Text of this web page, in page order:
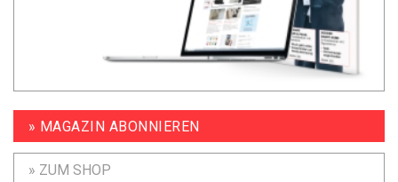
» MAGAZIN ABONNIEREN
» ZUM SHOP